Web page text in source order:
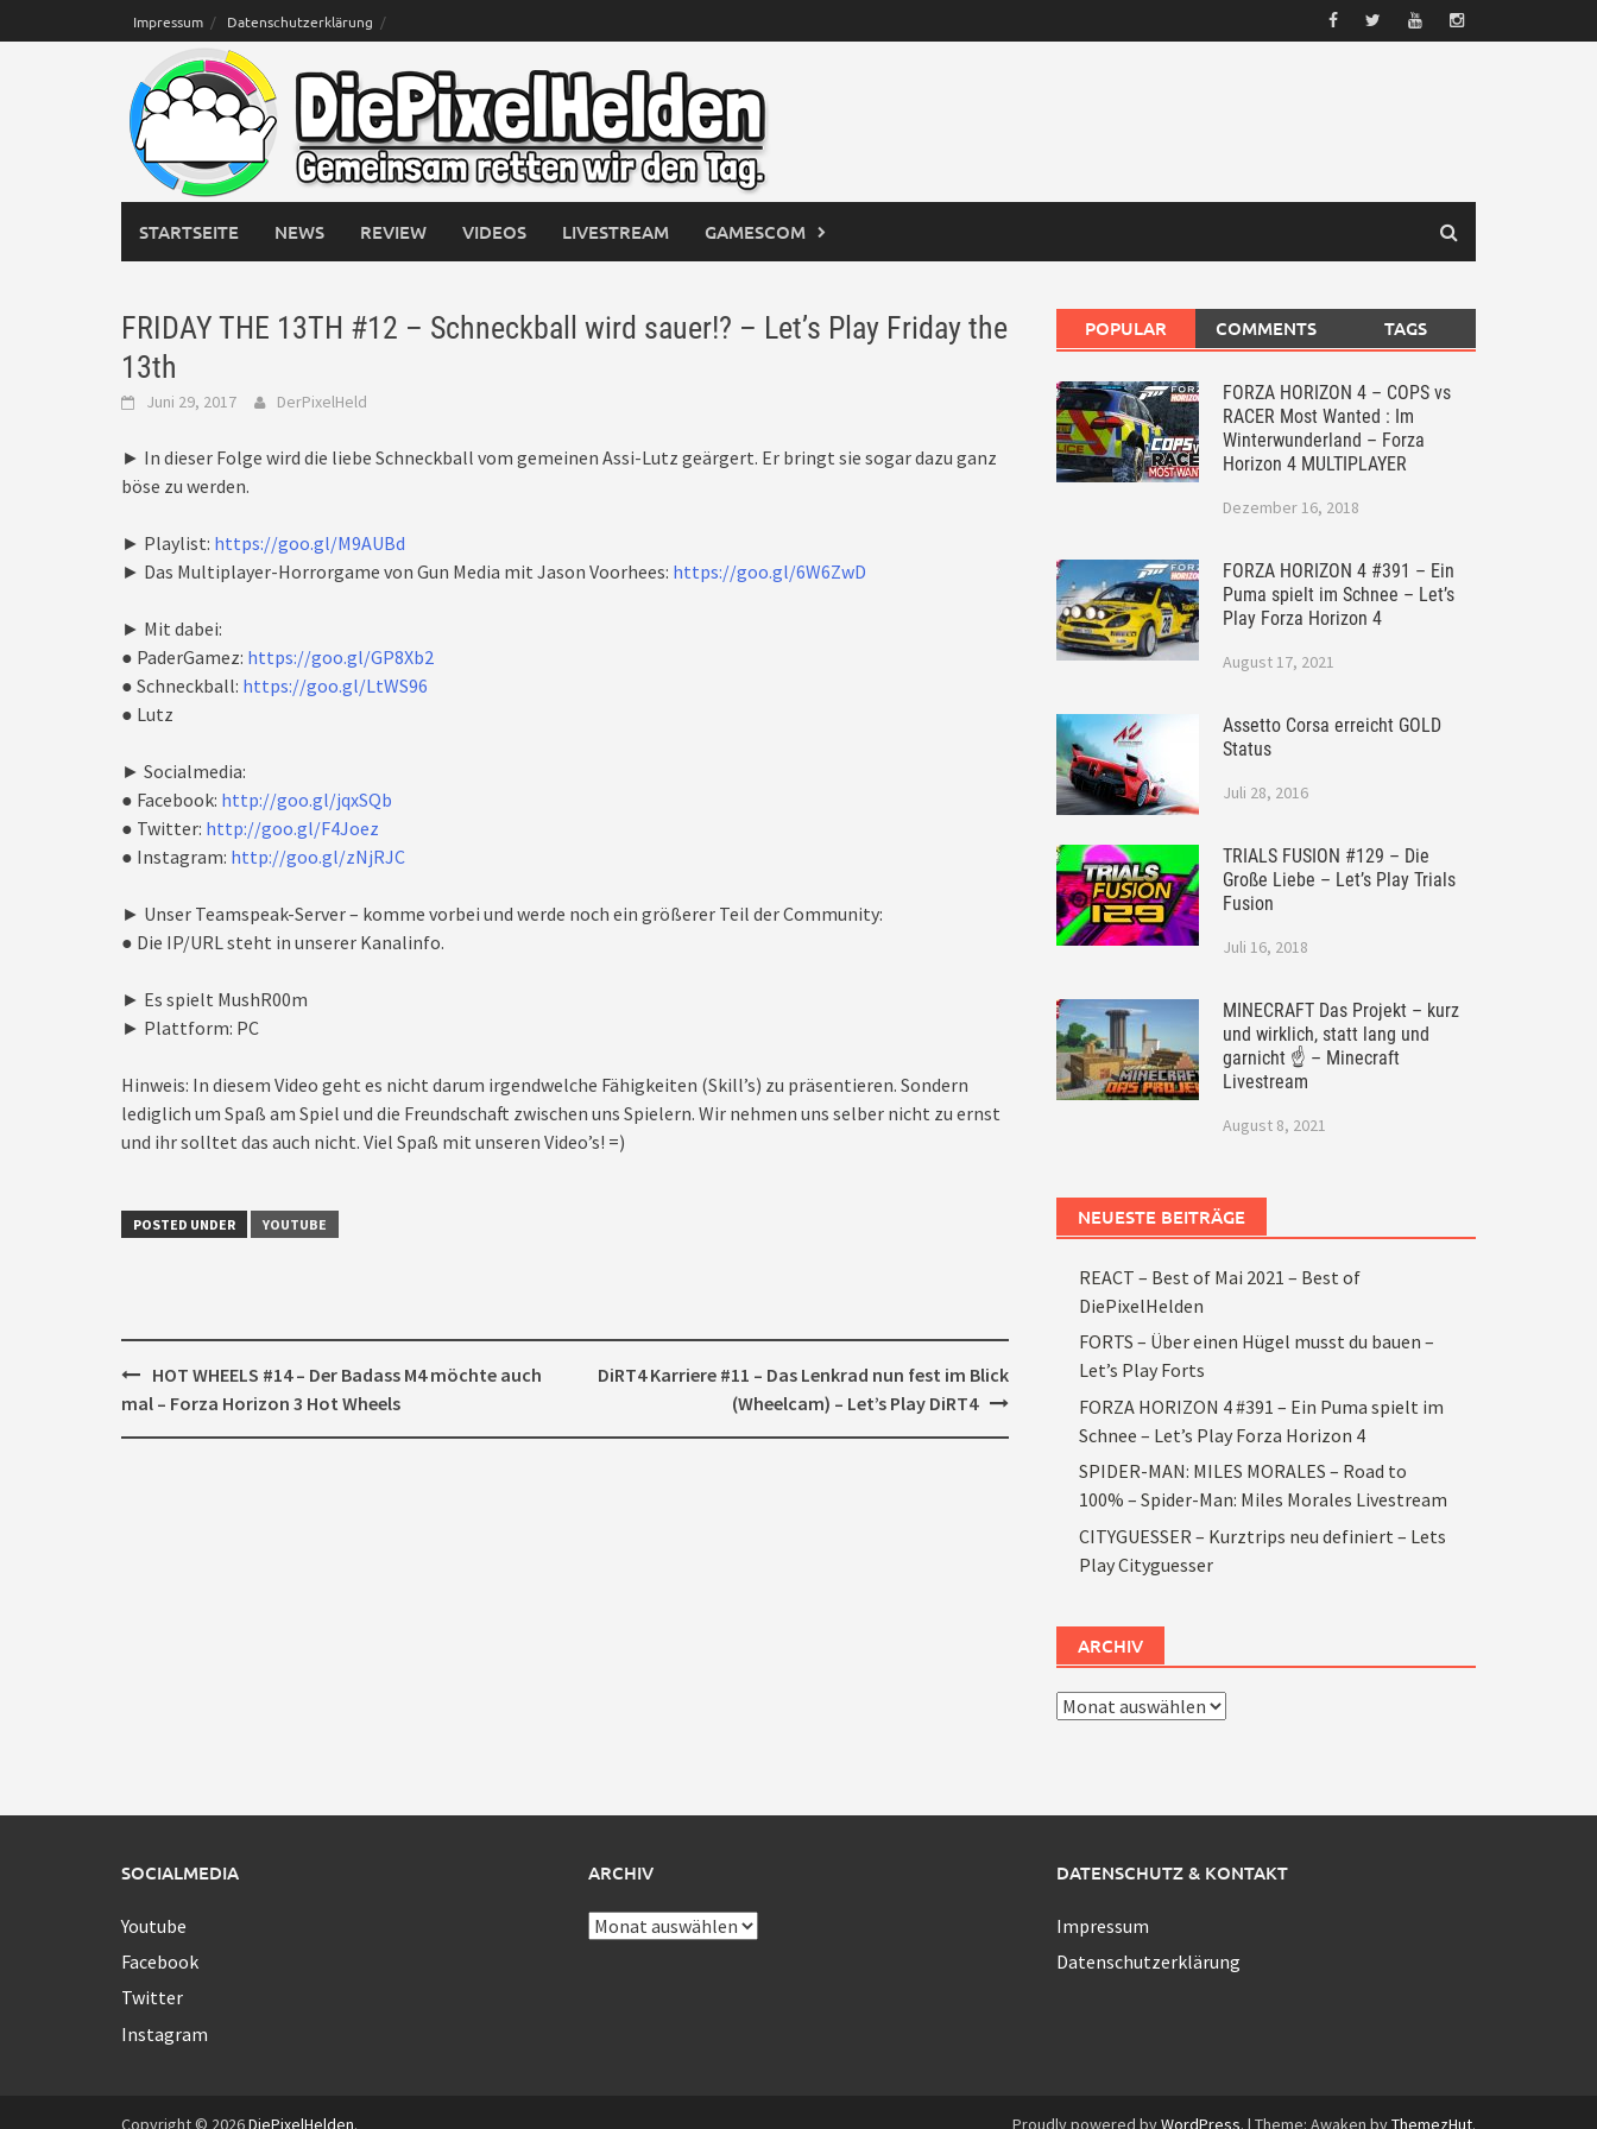
to
Impressum Datenschutzerklärung
STARTSEITE NEWS REVIEW VIDEOS LIVESTREAM GAMESCOM
FRIDAY THE 13TH #12 – Schneckball wird sauer!? – Let’s Play Friday the
13th
Juni 29, 2017 DerPixelHeld
► In dieser Folge wird die liebe Schneckball vom gemeinen Assi-Lutz geärgert. Er bringt sie sogar dazu ganz
böse zu werden.
► Playlist: https://goo.gl/M9AUBd
► Das Multiplayer-Horrorgame von Gun Media mit Jason Voorhees: https://goo.gl/6W6ZwD
► Mit dabei:
● PaderGamez: https://goo.gl/GP8Xb2
● Schneckball: https://goo.gl/LtWS96
● Lutz
► Socialmedia:
● Facebook: http://goo.gl/jqxSQb
● Twitter: http://goo.gl/F4Joez
● Instagram: http://goo.gl/zNjRJC
► Unser Teamspeak-Server – komme vorbei und werde noch ein größerer Teil der Community:
● Die IP/URL steht in unserer Kanalinfo.
► Es spielt MushR00m
► Plattform: PC
Hinweis: In diesem Video geht es nicht darum irgendwelche Fähigkeiten (Skill’s) zu präsentieren. Sondern
lediglich um Spaß am Spiel und die Freundschaft zwischen uns Spielern. Wir nehmen uns selber nicht zu ernst
und ihr solltet das auch nicht. Viel Spaß mit unseren Video’s! =)
POSTED UNDER YOUTUBE
Post
navigation
HOT WHEELS #14 – Der Badass M4 möchte auch
mal – Forza Horizon 3 Hot Wheels
DiRT4 Karriere #11 – Das Lenkrad nun fest im Blick
(Wheelcam) – Let’s Play DiRT4
POPULAR COMMENTS TAGS
FORZA HORIZON 4 – COPS vs
RACER Most Wanted : Im
Winterwunderland – Forza
Horizon 4 MULTIPLAYER
Dezember 16, 2018
FORZA HORIZON 4 #391 – Ein
Puma spielt im Schnee – Let’s
Play Forza Horizon 4
August 17, 2021
Assetto Corsa erreicht GOLD
Status
Juli 28, 2016
TRIALS FUSION #129 – Die
Große Liebe – Let’s Play Trials
Fusion
Juli 16, 2018
MINECRAFT Das Projekt – kurz
und wirklich, statt lang und
garnicht ☝ – Minecraft
Livestream
August 8, 2021
NEUESTE BEITRÄGE
REACT – Best of Mai 2021 – Best of
DiePixelHelden
FORTS – Über einen Hügel musst du bauen –
Let’s Play Forts
FORZA HORIZON 4 #391 – Ein Puma spielt im
Schnee – Let’s Play Forza Horizon 4
SPIDER-MAN: MILES MORALES – Road to
100% – Spider-Man: Miles Morales Livestream
CITYGUESSER – Kurztrips neu definiert – Lets
Play Cityguesser
ARCHIV
Archiv
SOCIALMEDIA
Youtube
Facebook
Twitter
Instagram
ARCHIV
Archiv
DATENSCHUTZ & KONTAKT
Impressum
Datenschutzerklärung
Copyright © 2026DiePixelHelden. Proudly powered byWordPress. | Theme: Awaken byThemezHut.